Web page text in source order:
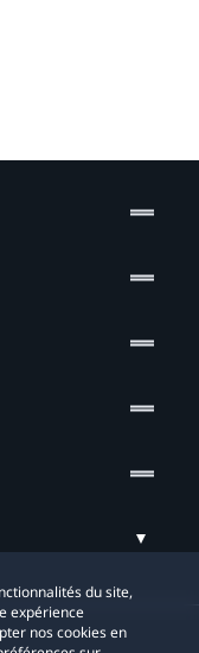
du site,
expérience
nos cookies en